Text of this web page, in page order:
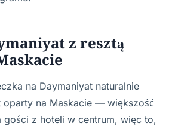
z resztą
na Daymaniyat naturalnie
na Maskacie — większość
z hoteli w centrum, więc to,